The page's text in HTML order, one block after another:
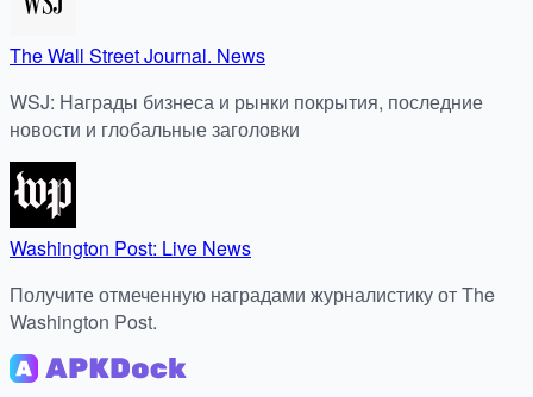
The Wall Street Journal. News
WSJ: Награды бизнеса и рынки покрытия, последние
новости и глобальные заголовки
Washington Post: Live News
Получите отмеченную наградами журналистику от The
Washington Post.